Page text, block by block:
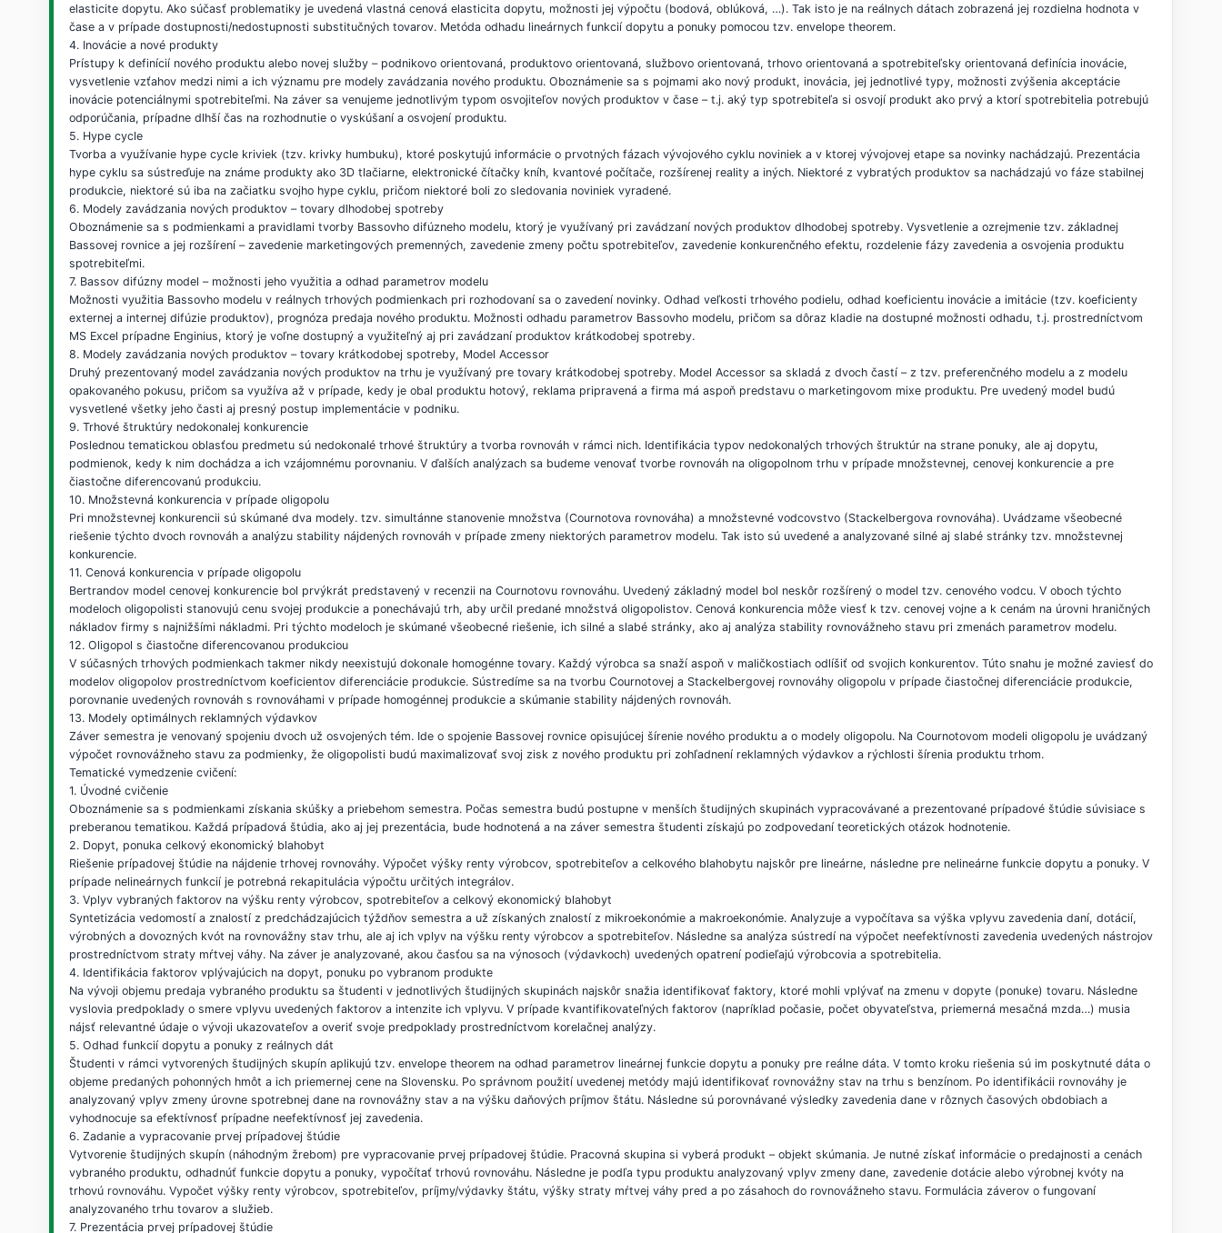
elasticite dopytu. Ako súčasť problematiky je uvedená vlastná cenová elasticita dopytu, možnosti jej výpočtu (bodová, oblúková, …). Tak isto je na reálnych dátach zobrazená jej rozdielna hodnota v
čase a v prípade dostupnosti/nedostupnosti substitučných tovarov. Metóda odhadu lineárnych funkcií dopytu a ponuky pomocou tzv. envelope theorem.
4. Inovácie a nové produkty
Prístupy k definícií nového produktu alebo novej služby – podnikovo orientovaná, produktovo orientovaná, službovo orientovaná, trhovo orientovaná a spotrebiteľsky orientovaná definícia inovácie,
vysvetlenie vzťahov medzi nimi a ich významu pre modely zavádzania nového produktu. Oboznámenie sa s pojmami ako nový produkt, inovácia, jej jednotlivé typy, možnosti zvýšenia akceptácie
inovácie potenciálnymi spotrebiteľmi. Na záver sa venujeme jednotlivým typom osvojiteľov nových produktov v čase – t.j. aký typ spotrebiteľa si osvojí produkt ako prvý a ktorí spotrebitelia potrebujú
odporúčania, prípadne dlhší čas na rozhodnutie o vyskúšaní a osvojení produktu.
5. Hype cycle
Tvorba a využívanie hype cycle kriviek (tzv. krivky humbuku), ktoré poskytujú informácie o prvotných fázach vývojového cyklu noviniek a v ktorej vývojovej etape sa novinky nachádzajú. Prezentácia
hype cyklu sa sústreďuje na známe produkty ako 3D tlačiarne, elektronické čítačky kníh, kvantové počítače, rozšírenej reality a iných. Niektoré z vybratých produktov sa nachádzajú vo fáze stabilnej
produkcie, niektoré sú iba na začiatku svojho hype cyklu, pričom niektoré boli zo sledovania noviniek vyradené.
6. Modely zavádzania nových produktov – tovary dlhodobej spotreby
Oboznámenie sa s podmienkami a pravidlami tvorby Bassovho difúzneho modelu, ktorý je využívaný pri zavádzaní nových produktov dlhodobej spotreby. Vysvetlenie a ozrejmenie tzv. základnej
Bassovej rovnice a jej rozšírení – zavedenie marketingových premenných, zavedenie zmeny počtu spotrebiteľov, zavedenie konkurenčného efektu, rozdelenie fázy zavedenia a osvojenia produktu
spotrebiteľmi.
7. Bassov difúzny model – možnosti jeho využitia a odhad parametrov modelu
Možnosti využitia Bassovho modelu v reálnych trhových podmienkach pri rozhodovaní sa o zavedení novinky. Odhad veľkosti trhového podielu, odhad koeficientu inovácie a imitácie (tzv. koeficienty
externej a internej difúzie produktov), prognóza predaja nového produktu. Možnosti odhadu parametrov Bassovho modelu, pričom sa dôraz kladie na dostupné možnosti odhadu, t.j. prostredníctvom
MS Excel prípadne Enginius, ktorý je voľne dostupný a využiteľný aj pri zavádzaní produktov krátkodobej spotreby.
8. Modely zavádzania nových produktov – tovary krátkodobej spotreby, Model Accessor
Druhý prezentovaný model zavádzania nových produktov na trhu je využívaný pre tovary krátkodobej spotreby. Model Accessor sa skladá z dvoch častí – z tzv. preferenčného modelu a z modelu
opakovaného pokusu, pričom sa využíva až v prípade, kedy je obal produktu hotový, reklama pripravená a firma má aspoň predstavu o marketingovom mixe produktu. Pre uvedený model budú
vysvetlené všetky jeho časti aj presný postup implementácie v podniku.
9. Trhové štruktúry nedokonalej konkurencie
Poslednou tematickou oblasťou predmetu sú nedokonalé trhové štruktúry a tvorba rovnováh v rámci nich. Identifikácia typov nedokonalých trhových štruktúr na strane ponuky, ale aj dopytu,
podmienok, kedy k nim dochádza a ich vzájomnému porovnaniu. V ďalších analýzach sa budeme venovať tvorbe rovnováh na oligopolnom trhu v prípade množstevnej, cenovej konkurencie a pre
čiastočne diferencovanú produkciu.
10. Množstevná konkurencia v prípade oligopolu
Pri množstevnej konkurencii sú skúmané dva modely. tzv. simultánne stanovenie množstva (Cournotova rovnováha) a množstevné vodcovstvo (Stackelbergova rovnováha). Uvádzame všeobecné
riešenie týchto dvoch rovnováh a analýzu stability nájdených rovnováh v prípade zmeny niektorých parametrov modelu. Tak isto sú uvedené a analyzované silné aj slabé stránky tzv. množstevnej
konkurencie.
11. Cenová konkurencia v prípade oligopolu
Bertrandov model cenovej konkurencie bol prvýkrát predstavený v recenzii na Cournotovu rovnováhu. Uvedený základný model bol neskôr rozšírený o model tzv. cenového vodcu. V oboch týchto
modeloch oligopolisti stanovujú cenu svojej produkcie a ponechávajú trh, aby určil predané množstvá oligopolistov. Cenová konkurencia môže viesť k tzv. cenovej vojne a k cenám na úrovni hraničných
nákladov firmy s najnižšími nákladmi. Pri týchto modeloch je skúmané všeobecné riešenie, ich silné a slabé stránky, ako aj analýza stability rovnovážneho stavu pri zmenách parametrov modelu.
12. Oligopol s čiastočne diferencovanou produkciou
V súčasných trhových podmienkach takmer nikdy neexistujú dokonale homogénne tovary. Každý výrobca sa snaží aspoň v maličkostiach odlíšiť od svojich konkurentov. Túto snahu je možné zaviesť do
modelov oligopolov prostredníctvom koeficientov diferenciácie produkcie. Sústredíme sa na tvorbu Cournotovej a Stackelbergovej rovnováhy oligopolu v prípade čiastočnej diferenciácie produkcie,
porovnanie uvedených rovnováh s rovnováhami v prípade homogénnej produkcie a skúmanie stability nájdených rovnováh.
13. Modely optimálnych reklamných výdavkov
Záver semestra je venovaný spojeniu dvoch už osvojených tém. Ide o spojenie Bassovej rovnice opisujúcej šírenie nového produktu a o modely oligopolu. Na Cournotovom modeli oligopolu je uvádzaný
výpočet rovnovážneho stavu za podmienky, že oligopolisti budú maximalizovať svoj zisk z nového produktu pri zohľadnení reklamných výdavkov a rýchlosti šírenia produktu trhom.
Tematické vymedzenie cvičení:
1. Úvodné cvičenie
Oboznámenie sa s podmienkami získania skúšky a priebehom semestra. Počas semestra budú postupne v menších študijných skupinách vypracovávané a prezentované prípadové štúdie súvisiace s
preberanou tematikou. Každá prípadová štúdia, ako aj jej prezentácia, bude hodnotená a na záver semestra študenti získajú po zodpovedaní teoretických otázok hodnotenie.
2. Dopyt, ponuka celkový ekonomický blahobyt
Riešenie prípadovej štúdie na nájdenie trhovej rovnováhy. Výpočet výšky renty výrobcov, spotrebiteľov a celkového blahobytu najskôr pre lineárne, následne pre nelineárne funkcie dopytu a ponuky. V
prípade nelineárnych funkcií je potrebná rekapitulácia výpočtu určitých integrálov.
3. Vplyv vybraných faktorov na výšku renty výrobcov, spotrebiteľov a celkový ekonomický blahobyt
Syntetizácia vedomostí a znalostí z predchádzajúcich týždňov semestra a už získaných znalostí z mikroekonómie a makroekonómie. Analyzuje a vypočítava sa výška vplyvu zavedenia daní, dotácií,
výrobných a dovozných kvót na rovnovážny stav trhu, ale aj ich vplyv na výšku renty výrobcov a spotrebiteľov. Následne sa analýza sústredí na výpočet neefektívnosti zavedenia uvedených nástrojov
prostredníctvom straty mŕtvej váhy. Na záver je analyzované, akou časťou sa na výnosoch (výdavkoch) uvedených opatrení podieľajú výrobcovia a spotrebitelia.
4. Identifikácia faktorov vplývajúcich na dopyt, ponuku po vybranom produkte
Na vývoji objemu predaja vybraného produktu sa študenti v jednotlivých študijných skupinách najskôr snažia identifikovať faktory, ktoré mohli vplývať na zmenu v dopyte (ponuke) tovaru. Následne
vyslovia predpoklady o smere vplyvu uvedených faktorov a intenzite ich vplyvu. V prípade kvantifikovateľných faktorov (napríklad počasie, počet obyvateľstva, priemerná mesačná mzda…) musia
nájsť relevantné údaje o vývoji ukazovateľov a overiť svoje predpoklady prostredníctvom korelačnej analýzy.
5. Odhad funkcií dopytu a ponuky z reálnych dát
Študenti v rámci vytvorených študijných skupín aplikujú tzv. envelope theorem na odhad parametrov lineárnej funkcie dopytu a ponuky pre reálne dáta. V tomto kroku riešenia sú im poskytnuté dáta o
objeme predaných pohonných hmôt a ich priemernej cene na Slovensku. Po správnom použití uvedenej metódy majú identifikovať rovnovážny stav na trhu s benzínom. Po identifikácii rovnováhy je
analyzovaný vplyv zmeny úrovne spotrebnej dane na rovnovážny stav a na výšku daňových príjmov štátu. Následne sú porovnávané výsledky zavedenia dane v rôznych časových obdobiach a
vyhodnocuje sa efektívnosť prípadne neefektívnosť jej zavedenia.
6. Zadanie a vypracovanie prvej prípadovej štúdie
Vytvorenie študijných skupín (náhodným žrebom) pre vypracovanie prvej prípadovej štúdie. Pracovná skupina si vyberá produkt – objekt skúmania. Je nutné získať informácie o predajnosti a cenách
vybraného produktu, odhadnúť funkcie dopytu a ponuky, vypočítať trhovú rovnováhu. Následne je podľa typu produktu analyzovaný vplyv zmeny dane, zavedenie dotácie alebo výrobnej kvóty na
trhovú rovnováhu. Vypočet výšky renty výrobcov, spotrebiteľov, príjmy/výdavky štátu, výšky straty mŕtvej váhy pred a po zásahoch do rovnovážneho stavu. Formulácia záverov o fungovaní
analyzovaného trhu tovarov a služieb.
7. Prezentácia prvej prípadovej štúdie